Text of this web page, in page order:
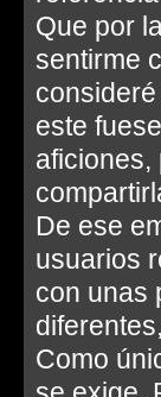
Que por
sentirme
este
aficiones,
De ese
usuarios
con unas
Como